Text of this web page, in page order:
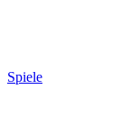
Spiele